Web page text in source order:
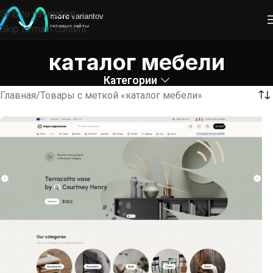
Skip to navigation
Skip to main content
каталог мебели
Категории
Главная Товары с меткой «каталог мебели»